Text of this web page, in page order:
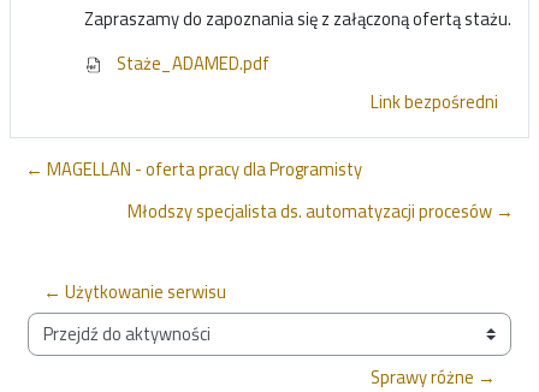
Zapraszamy do zapoznania się z załączoną ofertą stażu.
Staże_ADAMED.pdf
Link bezpośredni
← MAGELLAN - oferta pracy dla Programisty
Młodszy specjalista ds. automatyzacji procesów →
← Użytkowanie serwisu
Przejdź do aktywności
Sprawy różne →